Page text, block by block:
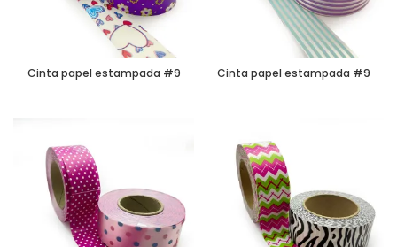
Cinta papel estampada #9 Cinta papel estampada #9